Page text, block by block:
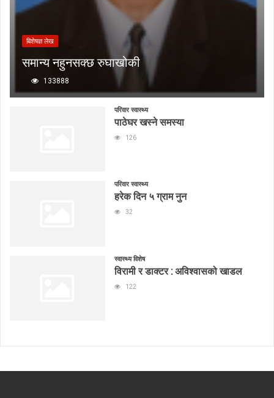
बिशेषज्ञ लेख
समान्य नहुनसक्छ रुघाखोकी
133888
परिवार स्वास्थ्य
पाठेघर खस्ने समस्या
126
परिवार स्वास्थ्य
हरेक दिन ५ ग्राम नुन
32
स्वास्थ्य विशेष
विरामी र डाक्टर : अविश्वासको खाडल
122